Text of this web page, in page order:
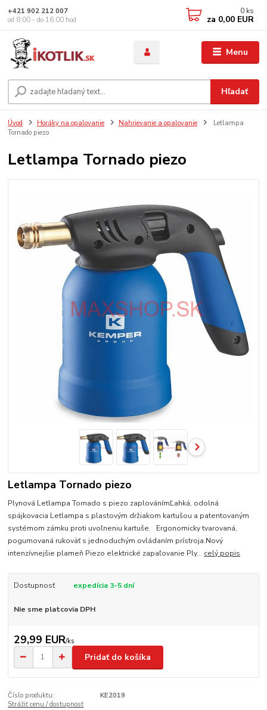
Menu
Hľadať
+421 902 212 007
od 8:00 - do 16:00 hod
0 ks
za 0,00 EUR
Úvod Horáky na opalovanie Nahrievanie a opalovanie
Letlampa
Tornado piezo
Letlampa Tornado piezo
Letlampa Tornado piezo
Plynová Letlampa Tornado s piezo zaplovánímĽahká, odolná
spájkovacia Letlampa s plastovým držiakom kartušou a patentovaným
systémom zámku proti uvoľneniu kartuše. Ergonomicky tvarovaná,
pogumovaná rukoväť s jednoduchým ovládaním prístroja.Nový
intenzívnejšie plameň Piezo elektrické zapaľovanie Ply... celý popis
Dostupnosť expedícia 3-5 dní
Nie sme platcovia DPH
29,99 EUR/ks
Pridať do košíka
Číslo produktu:
KE2019
Strážiť cenu / dostupnosť